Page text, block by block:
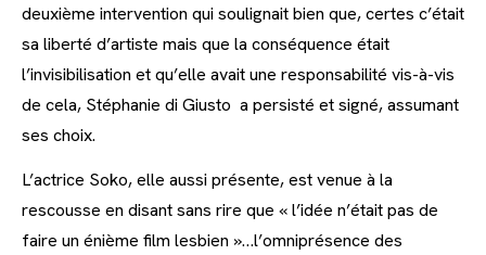
deuxième intervention qui soulignait bien que, certes c’était
sa liberté d’artiste mais que la conséquence était
l’invisibilisation et qu’elle avait une responsabilité vis-à-vis
de cela, Stéphanie di Giusto a persisté et signé, assumant
ses choix.
L’actrice Soko, elle aussi présente, est venue à la
rescousse en disant sans rire que « l’idée n’était pas de
faire un énième film lesbien »…l’omniprésence des